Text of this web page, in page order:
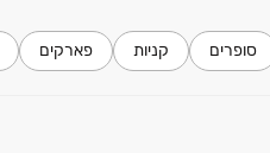
סופרים קניות פארקים